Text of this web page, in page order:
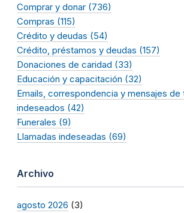
Comprar y donar (736)
Compras (115)
Crédito y deudas (54)
Crédito, préstamos y deudas (157)
Donaciones de caridad (33)
Educación y capacitación (32)
Emails, correspondencia y mensajes de
indeseados (42)
Funerales (9)
Llamadas indeseadas (69)
Archivo
agosto 2026 (3)